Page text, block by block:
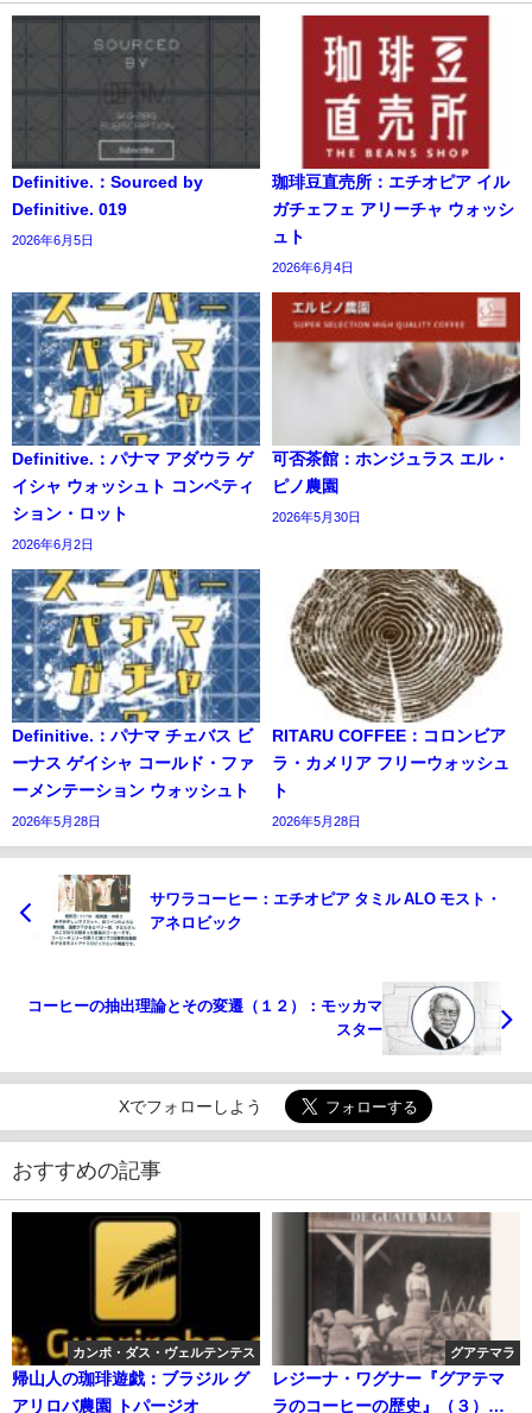
Definitive.：Sourced by
Definitive. 019
2026年6月5日
珈琲豆直売所：エチオピア イル
ガチェフェ アリーチャ ウォッシ
ュト
2026年6月4日
Definitive.：パナマ アダウラ ゲ
イシャ ウォッシュト コンペティ
ション・ロット
2026年6月2日
可否茶館：ホンジュラス エル・
ピノ農園
2026年5月30日
Definitive.：パナマ チェバス ビ
ーナス ゲイシャ コールド・ファ
ーメンテーション ウォッシュト
2026年5月28日
RITARU COFFEE：コロンビア
ラ・カメリア フリーウォッシュ
ト
2026年5月28日
サワラコーヒー：エチオピア タミル ALO モスト・
アネロビック
コーヒーの抽出理論とその変遷（１２）：モッカマ
スター
Xでフォローしよう
おすすめの記事
カンポ・ダス・ヴェルテンテス
帰山人の珈琲遊戯：ブラジル グ
アリロバ農園 トパージオ
グアテマラ
レジーナ・ワグナー『グアテマ
ラのコーヒーの歴史』（３）：